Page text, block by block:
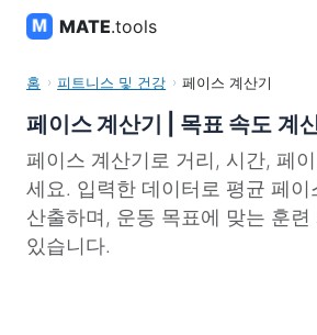
MATE.tools
홈 피트니스 및 건강 페이스 계산기
페이스 계산기 | 목표 속도 계
페이스 계산기로 거리, 시간, 페
세요. 입력한 데이터로 평균 페이
산출하며, 운동 목표에 맞는 훈
있습니다.